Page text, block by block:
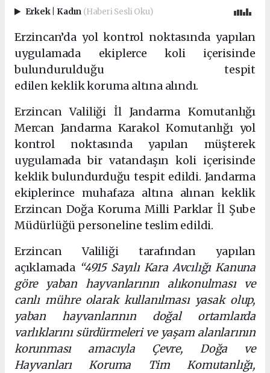
Erkek Kadın (Haberi Sesli Oku)
Erzincan’da yol kontrol noktasında yapılan
uygulamada ekiplerce koli içerisinde
bulundurulduğu tespit
edilenkeklik koruma altına alındı.
Erzincan Valiliği İl Jandarma Komutanlığı
Mercan Jandarma Karakol Komutanlığı yol
kontrol noktasında yapılan müşterek
uygulamada bir vatandaşın koli içerisinde
keklik bulundurduğu tespit edildi. Jandarma
ekiplerince muhafaza altına alınan keklik
Erzincan Doğa Koruma Milli Parklar İl Şube
Müdürlüğü personeline teslim edildi.
Erzincan Valiliği tarafından yapılan
açıklamada “4915 Sayılı Kara Avcılığı Kanuna
göre yaban hayvanlarının alıkonulması ve
canlı mühre olarak kullanılması yasak olup,
yaban hayvanlarının doğal ortamlarda
varlıklarını sürdürmeleri ve yaşam alanlarının
korunması amacıyla Çevre, Doğa ve
Hayvanları Koruma Tim Komutanlığı,